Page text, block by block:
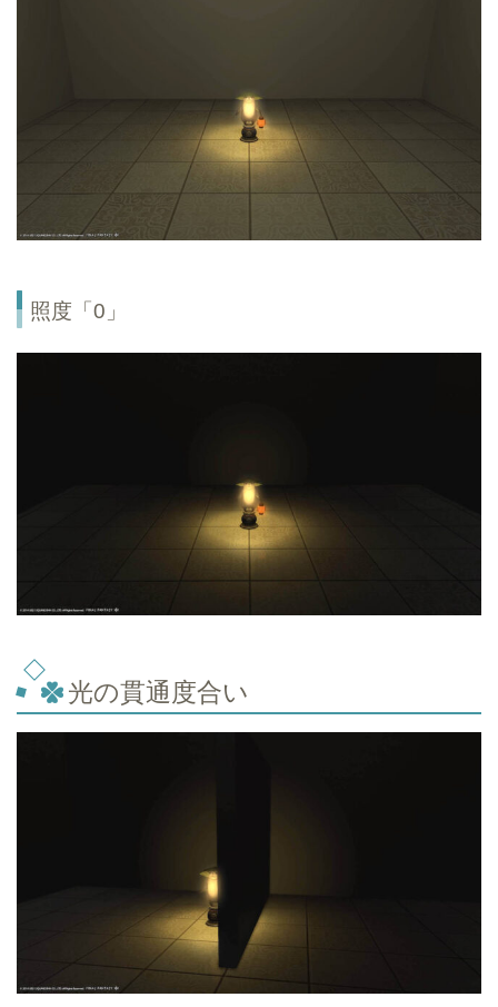
照度「0」
光の貫通度合い